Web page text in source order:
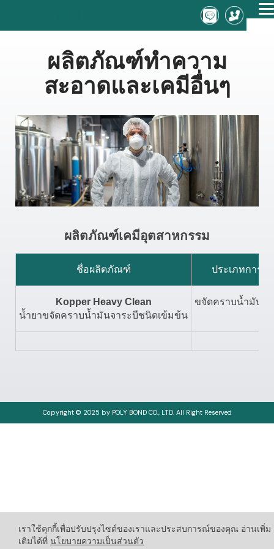
ผลิตภัณฑ์ทำความ
สะอาดและเคมีอื่นๆ
ผลิตภัณฑ์เคมีอุตสาหกรรม
ชื่อผลิตภัณฑ์ ประเภทการใ
Kopper Heavy Clean
น้ำยาขจัดคราบน้ำมันจาระบีชนิดเข้มข้น
ขจัดคราบน้ำมันแ
Copyright © 2025 by POLY BOND CO., LTD. All Right Reserved
เราใช้คุกกี้เพื่อปรับปรุงไซต์ของเราและประสบการณ์ของคุณ อ่านเพิ่ม
เติมได้ที่ นโยบายความเป็นส่วนตัว